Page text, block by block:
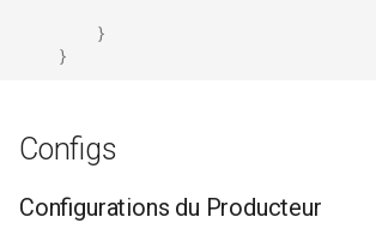
label
length-hiding
}
}
Configs
Configurations du Producteur